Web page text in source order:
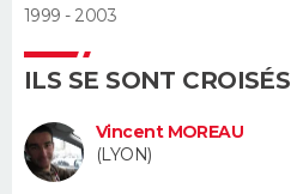
Carte de Noël
Carte Bonne année
Carte Saint-Valentin
Carte Pâques
Carte d'anniversaire
DICTIONNAIRE
Dictionnaire
Biographies
Citations
Expressions
Proverbes
PROGRAMME TV
1999 - 2003
ILS SE SONT CROISÉS
Vincent MOREAU
(LYON)